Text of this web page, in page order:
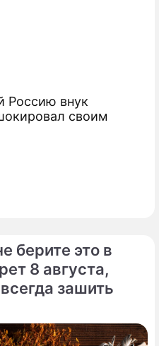
Россию внук
своим
берите это в
8 августа,
зашить